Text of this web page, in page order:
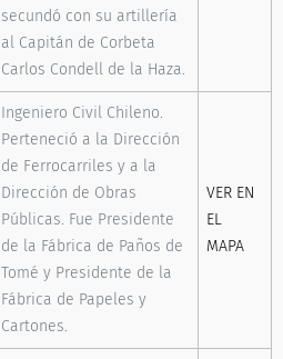
secundó con su artillería
al Capitán de Corbeta
Carlos Condell de la Haza.
Ingeniero Civil Chileno.
Perteneció a la Dirección
de Ferrocarriles y a la
Dirección de Obras
Públicas. Fue Presidente
de la Fábrica de Paños de
Tomé y Presidente de la
Fábrica de Papeles y
Cartones.
VER EN
EL
MAPA